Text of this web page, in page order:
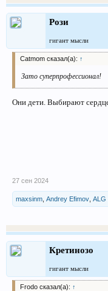
Рози
гигант мысли
Catmom сказал(а): ↑
Зато суперпрофессионал!
Они дети. Выбирают
27 сен 2024
maxsinm Andrey Efimov ALG
Кретинозо
гигант мысли
Frodo сказал(а): ↑